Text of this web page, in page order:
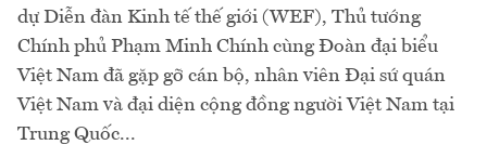
dự Diễn đàn Kinh tế thế giới (WEF), Thủ tướng
Chính phủ Phạm Minh Chính cùng Đoàn đại biểu
Việt Nam đã gặp gỡ cán bộ, nhân viên Đại sứ quán
Việt Nam và đại diện cộng đồng người Việt Nam tại
Trung Quốc...